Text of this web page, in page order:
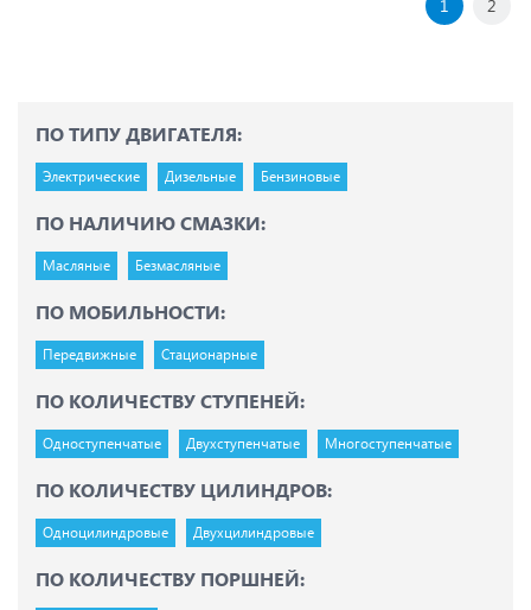
1 2
ПО ТИПУ ДВИГАТЕЛЯ:
Электрические Дизельные Бензиновые
ПО НАЛИЧИЮ СМАЗКИ:
Масляные Безмасляные
ПО МОБИЛЬНОСТИ:
Передвижные Стационарные
ПО КОЛИЧЕСТВУ СТУПЕНЕЙ:
Одноступенчатые Двухступенчатые Многоступенчатые
ПО КОЛИЧЕСТВУ ЦИЛИНДРОВ:
Одноцилиндровые Двухцилиндровые
ПО КОЛИЧЕСТВУ ПОРШНЕЙ: